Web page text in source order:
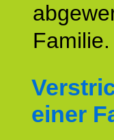
Familie.
einer